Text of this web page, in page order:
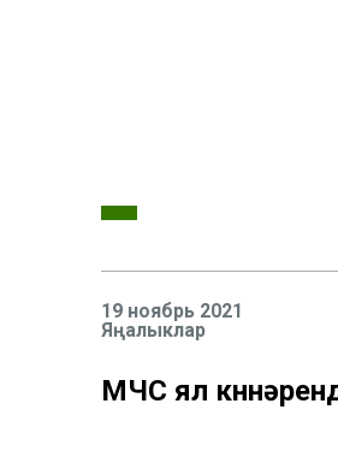
19 ноябрь 2021
Яңалыклар
МЧС ял